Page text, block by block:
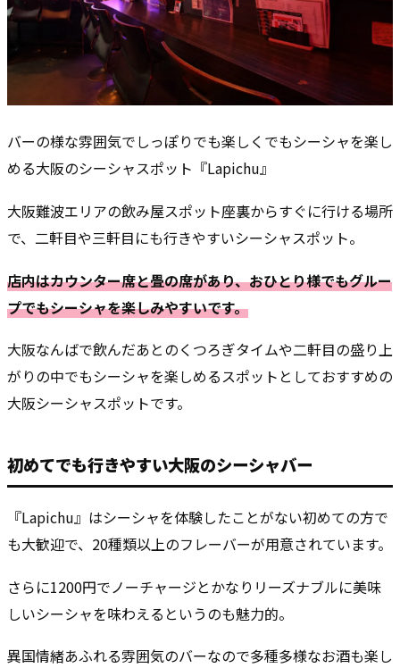
バーの様な雰囲気でしっぽりでも楽しくでもシーシャを楽し
める大阪のシーシャスポット『Lapichu』
大阪難波エリアの飲み屋スポット座裏からすぐに行ける場所
で、二軒目や三軒目にも行きやすいシーシャスポット。
店内はカウンター席と畳の席があり、おひとり様でもグルー
プでもシーシャを楽しみやすいです。
大阪なんばで飲んだあとのくつろぎタイムや二軒目の盛り上
がりの中でもシーシャを楽しめるスポットとしておすすめの
大阪シーシャスポットです。
初めてでも行きやすい大阪のシーシャバー
『Lapichu』はシーシャを体験したことがない初めての方で
も大歓迎で、20種類以上のフレーバーが用意されています。
さらに1200円でノーチャージとかなりリーズナブルに美味
しいシーシャを味わえるというのも魅力的。
異国情緒あふれる雰囲気のバーなので多種多様なお酒も楽し